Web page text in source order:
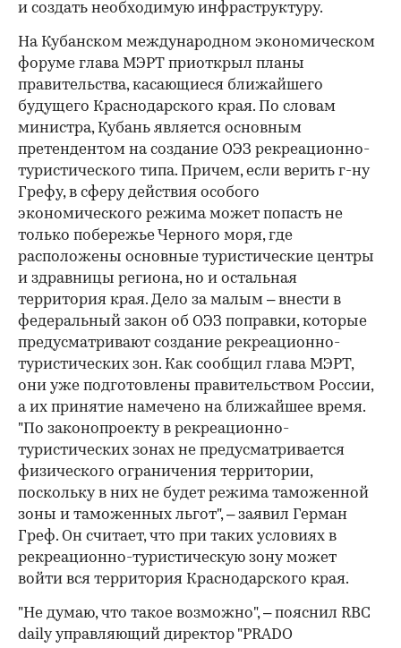
и создать необходимую инфраструктуру.
На Кубанском международном экономическом
форуме глава МЭРТ приоткрыл планы
правительства, касающиеся ближайшего
будущего Краснодарского края. По словам
министра, Кубань является основным
претендентом на создание ОЭЗ рекреационно-
туристического типа. Причем, если верить г-ну
Грефу, в сферу действия особого
экономического режима может попасть не
только побережье Черного моря, где
расположены основные туристические центры
и здравницы региона, но и остальная
территория края. Дело за малым – внести в
федеральный закон об ОЭЗ поправки, которые
предусматривают создание рекреационно-
туристических зон. Как сообщил глава МЭРТ,
они уже подготовлены правительством России,
а их принятие намечено на ближайшее время.
"По законопроекту в рекреационно-
туристических зонах не предусматривается
физического ограничения территории,
поскольку в них не будет режима таможенной
зоны и таможенных льгот", – заявил Герман
Греф. Он считает, что при таких условиях в
рекреационно-туристическую зону может
войти вся территория Краснодарского края.
"Не думаю, что такое возможно", – пояснил RBC
daily управляющий директор "PRADO